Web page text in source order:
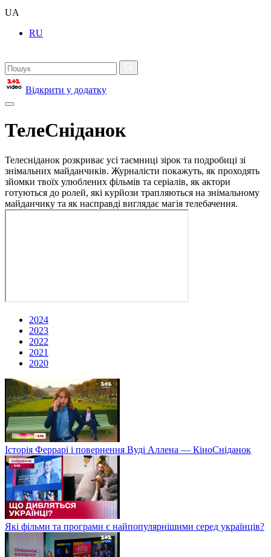
UA
RU
Відкрити у додатку
ТелеСніданок
Телесніданок розкриває усі таємниці зірок та подробиці зі
знімальних майданчиків. Журналісти покажуть, як проходять
зйомки твоїх улюблених фільмів та серіалів, як актори
готуються до ролей, які курйози трапляються на знімальному
майданчику та як насправді виглядає магія телебачення.
2024
2023
2022
2021
2020
Історія Феррарі і повернення Вуді Аллена — КіноСніданок
Які фільми та програми є найпопулярнішими серед українців?